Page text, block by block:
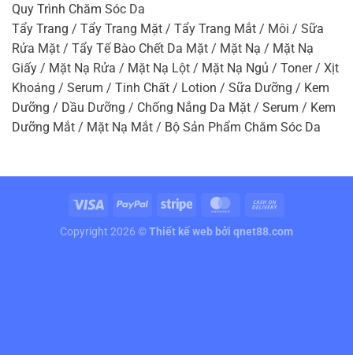
Quy Trình Chăm Sóc Da
Tẩy Trang / Tẩy Trang Mặt / Tẩy Trang Mắt / Môi / Sữa
Rửa Mặt / Tẩy Tế Bào Chết Da Mặt / Mặt Nạ / Mặt Nạ
Giấy / Mặt Nạ Rửa / Mặt Nạ Lột / Mặt Nạ Ngủ / Toner / Xịt
Khoáng / Serum / Tinh Chất / Lotion / Sữa Dưỡng / Kem
Dưỡng / Dầu Dưỡng / Chống Nắng Da Mặt / Serum / Kem
Dưỡng Mắt / Mặt Nạ Mắt / Bộ Sản Phẩm Chăm Sóc Da
Copyright 2026 ©Thiết kế web bởi qnet88.com